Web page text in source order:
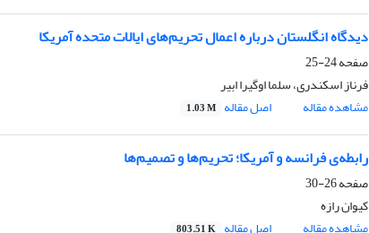
دیدگاه انگلستان درباره اعمال تحریم‌های ایالات متحده آمریکا
صفحه24-25
فرناز اسکندری، سلما اوگیرا ابیر
مشاهده مقاله
اصل مقاله 1.03 M
رابطه‌ی فرانسه و آمریکا؛ تحریم‌ها و تصمیم‌ها
صفحه26-30
کیوان رازه